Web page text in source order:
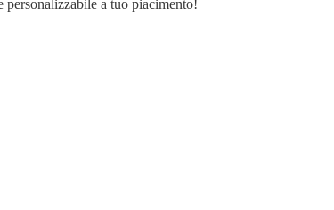
personalizzabile a tuo piacimento!